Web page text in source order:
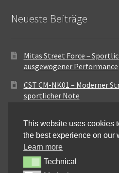
Neueste Beiträge
Mitas Street Force –
ausgewogener Performance
CST CM-NK01 – Moderner
sportlicher Note
Maxxis MA-ST3 –
für vielseitige Einsätze
Pirelli City Demon –
Alltag
This website uses cookies
the best experience on our
Learn more
TechnicalTechnical